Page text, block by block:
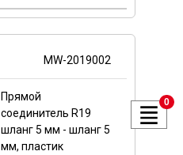
MW-2019002
Прямой
соединитель R19
шланг 5 мм - шланг 5
мм, пластик
0